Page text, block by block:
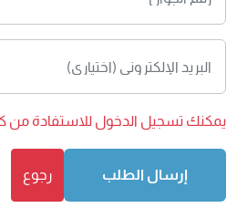
يمكنك تسجيل الدخول للاستفادة من
إرسال الطلب رجوع